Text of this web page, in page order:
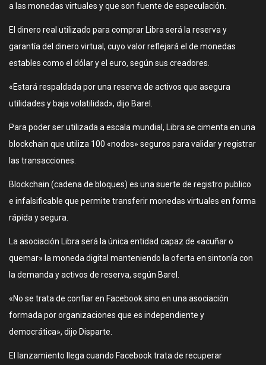
a las monedas virtuales y que son fuente de especulación.
El dinero real utilizado para comprar Libra será la reserva y
garantía del dinero virtual, cuyo valor reflejará el de monedas
estables como el dólar y el euro, según sus creadores.
«Estará respaldada por una reserva de activos que asegura
utilidades y baja volatilidad», dijo Barel.
Para poder ser utilizada a escala mundial, Libra se cimenta en una
blockchain que utiliza 100 «nodos» seguros para validar y registrar
las transacciones.
Blockchain (cadena de bloques) es una suerte de registro publico
e infalsificable que permite transferir monedas virtuales en forma
rápida y segura.
La asociación Libra será la única entidad capaz de «acuñar o
quemar» la moneda digital manteniendo la oferta en sintonía con
la demanda y activos de reserva, según Barel.
«No se trata de confiar en Facebook sino en una asociación
formada por organizaciones que es independiente y
democrática», dijo Disparte.
El lanzamiento llega cuando Facebook trata de recuperar